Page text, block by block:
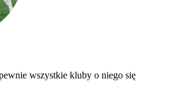
wszystkie kluby o niego się